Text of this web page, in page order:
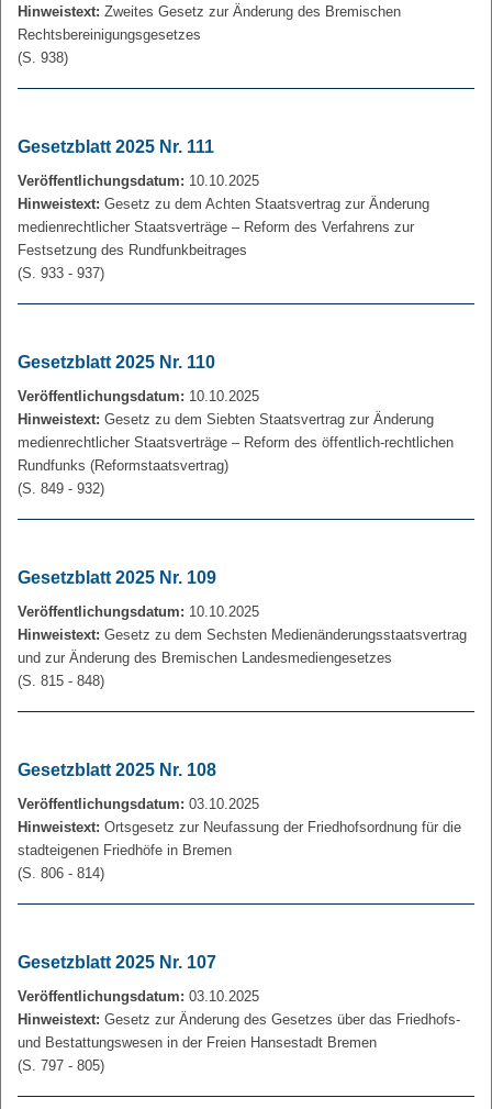
Hinweistext: Zweites Gesetz zur Änderung des Bremischen
Rechtsbereinigungsgesetzes
(S. 938)
Gesetzblatt 2025 Nr. 111
Veröffentlichungsdatum: 10.10.2025
Hinweistext: Gesetz zu dem Achten Staatsvertrag zur Änderung
medienrechtlicher Staatsverträge – Reform des Verfahrens zur
Festsetzung des Rundfunkbeitrages
(S. 933 - 937)
Gesetzblatt 2025 Nr. 110
Veröffentlichungsdatum: 10.10.2025
Hinweistext: Gesetz zu dem Siebten Staatsvertrag zur Änderung
medienrechtlicher Staatsverträge – Reform des öffentlich-rechtlichen
Rundfunks (Reformstaatsvertrag)
(S. 849 - 932)
Gesetzblatt 2025 Nr. 109
Veröffentlichungsdatum: 10.10.2025
Hinweistext: Gesetz zu dem Sechsten Medienänderungsstaatsvertrag
und zur Änderung des Bremischen Landesmediengesetzes
(S. 815 - 848)
Gesetzblatt 2025 Nr. 108
Veröffentlichungsdatum: 03.10.2025
Hinweistext: Ortsgesetz zur Neufassung der Friedhofsordnung für die
stadteigenen Friedhöfe in Bremen
(S. 806 - 814)
Gesetzblatt 2025 Nr. 107
Veröffentlichungsdatum: 03.10.2025
Hinweistext: Gesetz zur Änderung des Gesetzes über das Friedhofs-
und Bestattungswesen in der Freien Hansestadt Bremen
(S. 797 - 805)